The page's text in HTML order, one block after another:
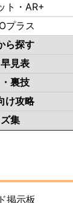
ト・AR+
プラス
ら探す
見表
裏技
け攻略
集
掲示板